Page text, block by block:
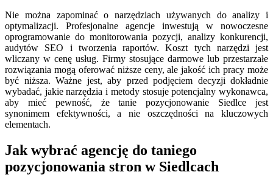
Nie można zapominać o narzędziach używanych do analizy i
optymalizacji. Profesjonalne agencje inwestują w nowoczesne
oprogramowanie do monitorowania pozycji, analizy konkurencji,
audytów SEO i tworzenia raportów. Koszt tych narzędzi jest
wliczany w cenę usług. Firmy stosujące darmowe lub przestarzałe
rozwiązania mogą oferować niższe ceny, ale jakość ich pracy może
być niższa. Ważne jest, aby przed podjęciem decyzji dokładnie
wybadać, jakie narzędzia i metody stosuje potencjalny wykonawca,
aby mieć pewność, że tanie pozycjonowanie Siedlce jest
synonimem efektywności, a nie oszczędności na kluczowych
elementach.
Jak wybrać agencję do taniego
pozycjonowania stron w Siedlcach